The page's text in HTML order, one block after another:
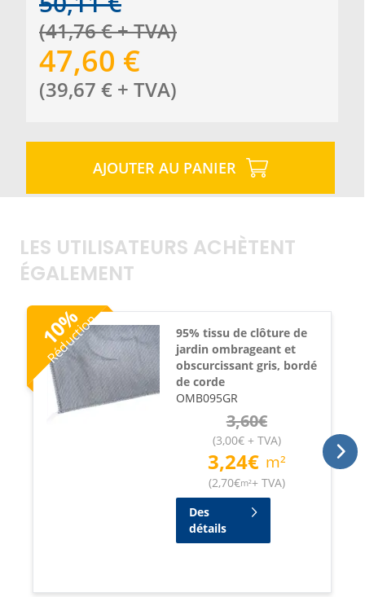
(41,76€+ TVA)
47,60 €
(39,67 € + TVA)
AJOUTER AU PANIER
LES UTILISATEURS ACHÈTENT
ÉGALEMENT
10
%
Réduction
95% tissu de clôture de
jardin ombrageant et
obscurcissant gris, bordé
de corde
OMB095GR
3,60€
(3,00€+ TVA)
3,24€ m²
(2,70€m²+ TVA)
Des
détails